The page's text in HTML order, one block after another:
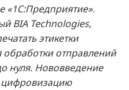
«1С:Предприятие».
BIA Technologies,
этикетки
отправлений
нуля. Нововведение